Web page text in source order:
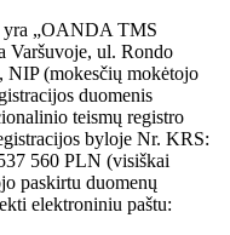
yra „OANDA TMS
Varšuvoje, ul. Rondo
NIP (mokesčių mokėtojo
duomenis
teismų registro
byloje Nr. KRS:
560 PLN (visiškai
paskirtu duomenų
elektroniniu paštu: